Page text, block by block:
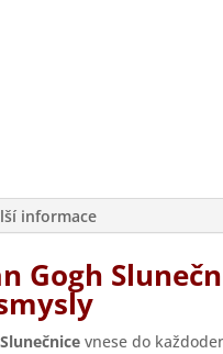
informace
Gogh
vnese do